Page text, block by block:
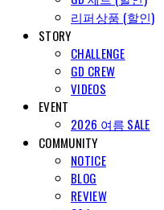
리퍼상품 (할인)
STORY
CHALLENGE
GD CREW
VIDEOS
EVENT
2026 여름 SALE
COMMUNITY
NOTICE
BLOG
REVIEW